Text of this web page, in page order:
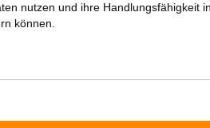
nutzen und ihre Handlungsfähigkeit
können.